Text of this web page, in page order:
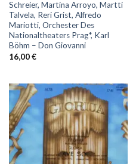
Schreier, Martina Arroyo, Martti
Talvela, Reri Grist, Alfredo
Mariotti, Orchester Des
Nationaltheaters Prag*, Karl
Böhm ‎– Don Giovanni
16,00€